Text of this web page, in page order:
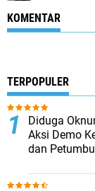
KOMENTAR
TERPOPULER
Diduga
Aksi Demo
dan